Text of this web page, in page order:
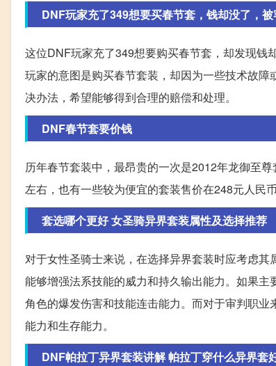
DNF玩家充了349想要买春节套，钱却没了，
这位DNF玩家充了349想要购买春节套，却发现钱
玩家的意图是购买春节套装，却因为一些技术故
决办法，希望能够得到合理的赔偿和处理。
DNF春节套要价钱
历年春节套装中，最昂贵的一次是2012年龙御至
左右，也有一些较为便宜的套装售价在248元人民
套选哪个更好 女圣骑异界套装属性及选择推荐
对于女性圣骑士来说，在选择异界套装时应考虑
能够增强法系技能的威力和持久输出能力。如果
角色的爆发伤害和技能连击能力。而对于审判职
能力和生存能力。
DNF帕拉丁异界套装讲解 帕拉丁穿什么异界套